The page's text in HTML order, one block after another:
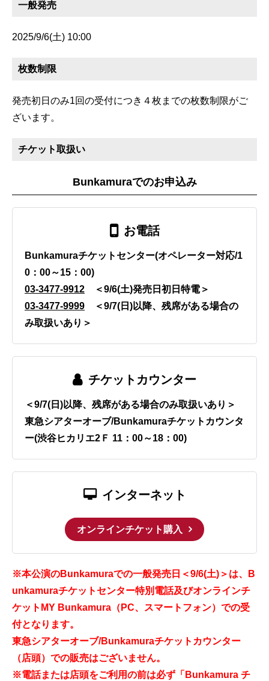
一般発売
2025/9/6(土) 10:00
枚数制限
発売初日のみ1回の受付につき４枚までの枚数制限がご
ざいます。
チケット取扱い
Bunkamuraでのお申込み
お電話
Bunkamuraチケットセンター(オペレーター対応/1
0：00～15：00)
03-3477-9912 ＜9/6(土)発売日初日特電＞
03-3477-9999 ＜9/7(日)以降、残席がある場合の
み取扱いあり＞
チケットカウンター
＜9/7(日)以降、残席がある場合のみ取扱いあり＞
東急シアターオーブ/Bunkamuraチケットカウンタ
ー(渋谷ヒカリエ2Ｆ 11：00～18：00)
インターネット
オンラインチケット購入
※本公演のBunkamuraでの一般発売日＜9/6(土)＞は、B
unkamuraチケットセンター特別電話及びオンラインチ
ケットMY Bunkamura（PC、スマートフォン）での受
付となります。
東急シアターオーブ/Bunkamuraチケットカウンター
（店頭）での販売はございません。
※電話または店頭をご利用の前は必ず「Bunkamura チ